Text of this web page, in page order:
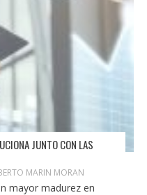
JUNTO CON LAS
MARIN MORAN
mayor madurez en